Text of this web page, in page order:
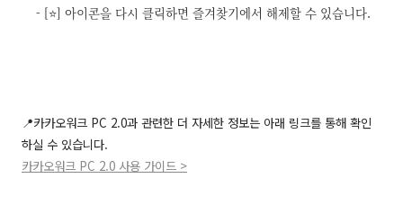
- [⭐️] 아이콘을 다시 클릭하면 즐겨찾기에서 해제할 수 있습니다.
📍카카오워크 PC 2.0과 관련한 더 자세한 정보는 아래 링크를 통해 확인
하실 수 있습니다.
카카오워크 PC 2.0 사용 가이드 >